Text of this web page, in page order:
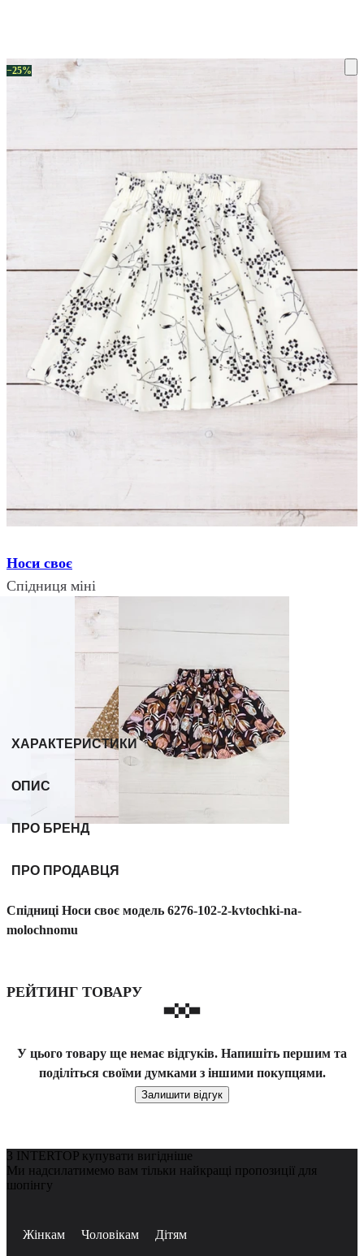
−25%
Носи своє
Спідниця міні
ХАРАКТЕРИСТИКИ
ОПИС
ПРО БРЕНД
ПРО ПРОДАВЦЯ
Спідниці Носи своє модель 6276-102-2-kvtochki-na-
molochnomu
РЕЙТИНГ ТОВАРУ
У цього товару ще немає відгуків. Напишіть першим та
поділіться своїми думками з іншими покупцями.
Залишити відгук
З INTERTOP купувати вигідніше
Ми надсилатимемо вам тільки найкращі пропозиції для
шопінгу
Жінкам Чоловікам Дітям